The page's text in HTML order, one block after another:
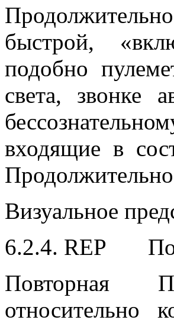
быстрой,
подобно
света, звонке
входящие в
Визуальное
6.2.4. REP
Повторная
относительно